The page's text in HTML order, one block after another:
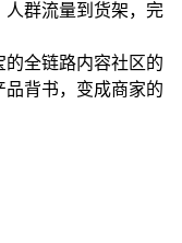
人群流量到货架，完
全链路内容社区的
背书，变成商家的